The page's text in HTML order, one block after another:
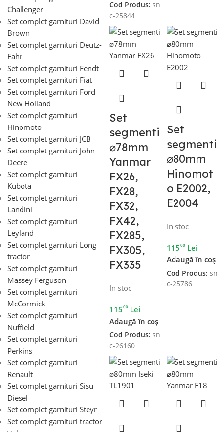
Challenger
Set complet garnituri David
Brown
Set complet garnituri Deutz-
Fahr
Set complet garnituri Fendt
Set complet garnituri Fiat
Set complet garnituri Ford
New Holland
Set complet garnituri
Hinomoto
Set complet garnituri JCB
Set complet garnituri John
Deere
Set complet garnituri
Kubota
Set complet garnituri
Landini
Set complet garnituri
Leyland
Set complet garnituri Long
tractor
Set complet garnituri
Massey Ferguson
Set complet garnituri
McCormick
Set complet garnituri
Nuffield
Set complet garnituri
Perkins
Set complet garnituri
Renault
Set complet garnituri Sisu
Diesel
Set complet garnituri Steyr
Set complet garnituri tractor
Cod Produs: sn
c-25844
Set
segmenti
⌀78mm
Yanmar
FX26,
FX28,
FX32,
FX42,
FX285,
FX305,
FX335
In stoc
11500 Lei
Adaugă în coș
Cod Produs: sn
c-26160
Set
segmenti
⌀80mm
Hinomot
o E2002,
E2004
In stoc
11500 Lei
Adaugă în coș
Cod Produs: sn
c-25786